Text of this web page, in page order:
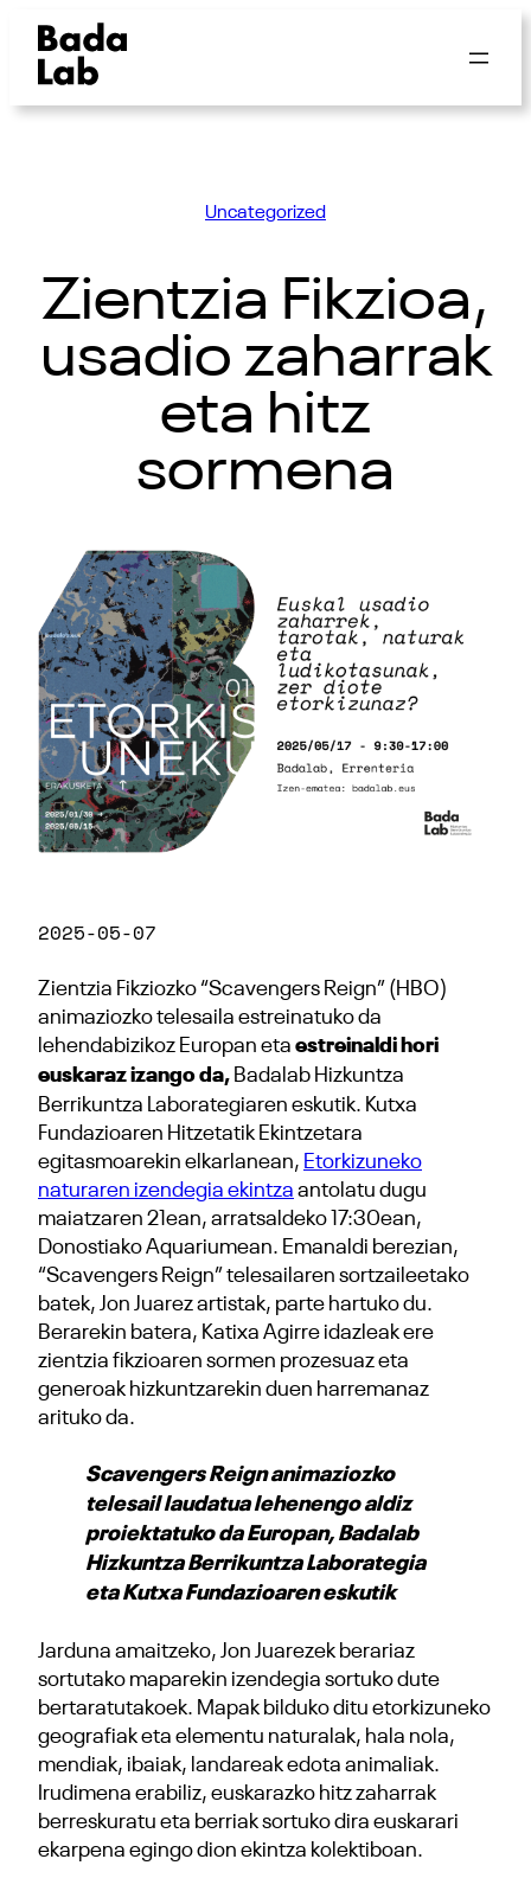
Uncategorized
Zientzia Fikzioa,
usadio zaharrak
eta hitz
sormena
2025-05-07
Zientzia Fikziozko “Scavengers Reign” (HBO)
animaziozko telesaila estreinatuko da
lehendabizikoz Europan eta estreinaldi hori
euskaraz izango da, Badalab Hizkuntza
Berrikuntza Laborategiaren eskutik. Kutxa
Fundazioaren Hitzetatik Ekintzetara
egitasmoarekin elkarlanean, Etorkizuneko
naturaren izendegia ekintza antolatu dugu
maiatzaren 21ean, arratsaldeko 17:30ean,
Donostiako Aquariumean. Emanaldi berezian,
“Scavengers Reign” telesailaren sortzaileetako
batek, Jon Juarez artistak, parte hartuko du.
Berarekin batera, Katixa Agirre idazleak ere
zientzia fikzioaren sormen prozesuaz eta
generoak hizkuntzarekin duen harremanaz
arituko da.
Scavengers Reign animaziozko
telesail laudatua lehenengo aldiz
proiektatuko da Europan, Badalab
Hizkuntza Berrikuntza Laborategia
eta Kutxa Fundazioaren eskutik
Jarduna amaitzeko, Jon Juarezek berariaz
sortutako maparekin izendegia sortuko dute
bertaratutakoek. Mapak bilduko ditu etorkizuneko
geografiak eta elementu naturalak, hala nola,
mendiak, ibaiak, landareak edota animaliak.
Irudimena erabiliz, euskarazko hitz zaharrak
berreskuratu eta berriak sortuko dira euskarari
ekarpena egingo dion ekintza kolektiboan.